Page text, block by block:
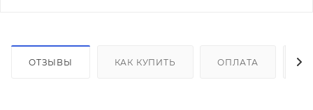
ОТЗЫВЫ КАК КУПИТЬ ОПЛАТА